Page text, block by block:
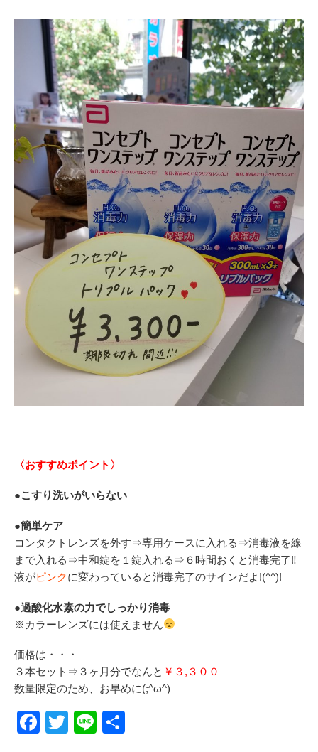
〈おすすめポイント〉
●こすり洗いがいらない
●簡単ケア
コンタクトレンズを外す⇒専用ケースに入れる⇒消毒液を線
まで入れる⇒中和錠を１錠入れる⇒６時間おくと消毒完了‼
液がピンクに変わっていると消毒完了のサインだよ!(^^)!
●過酸化水素の力でしっかり消毒
※カラーレンズには使えません
価格は・・・
３本セット⇒３ヶ月分でなんと ￥３,３００
数量限定のため、お早めに(;^ω^)
F
T
Li